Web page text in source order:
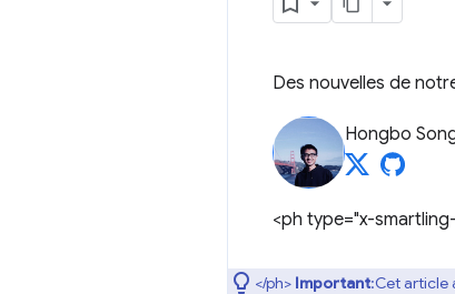
Des nouvelles de
Hongbo
<ph type="x-
</ph> Important:Cet article